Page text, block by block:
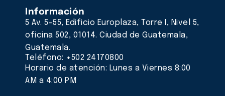
Información
5 Av. 5-55, Edificio Europlaza, Torre I, Nivel 5,
oficina 502, 01014. Ciudad de Guatemala,
Guatemala.
Teléfono: +502 24170800
Horario de atención: Lunes a Viernes 8:00
AM a 4:00 PM